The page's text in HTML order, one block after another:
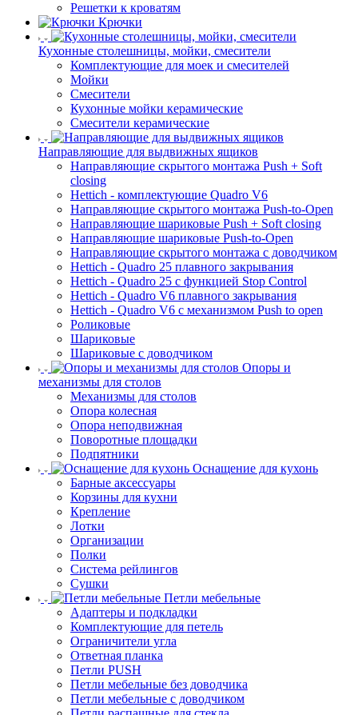
Решетки к кроватям
Крючки
Кухонные столешницы, мойки, смесители
Комплектующие для моек и смесителей
Мойки
Смесители
Кухонные мойки керамические
Смесители керамические
Направляющие для выдвижных ящиков
Направляющие скрытого монтажа Push + Soft
closing
Hettich - комплектующие Quadro V6
Направляющие скрытого монтажа Push-to-Open
Направляющие шариковые Push + Soft closing
Направляющие шариковые Push-to-Open
Направляющие скрытого монтажа с доводчиком
Hettich - Quadro 25 плавного закрывания
Hettich - Quadro 25 с функцией Stop Control
Hettich - Quadro V6 плавного закрывания
Hettich - Quadro V6 с механизмом Push to open
Роликовые
Шариковые
Шариковые с доводчиком
Опоры и
механизмы для столов
Механизмы для столов
Опора колесная
Опора неподвижная
Поворотные площадки
Подпятники
Оснащение для кухонь
Барные аксессуары
Корзины для кухни
Крепление
Лотки
Организации
Полки
Система рейлингов
Сушки
Петли мебельные
Адаптеры и подкладки
Комплектующие для петель
Ограничители угла
Ответная планка
Петли PUSH
Петли мебельные без доводчика
Петли мебельные с доводчиком